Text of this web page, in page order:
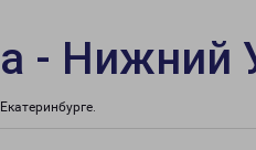
- Нижний